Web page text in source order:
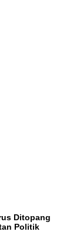
Ditopang
Politik